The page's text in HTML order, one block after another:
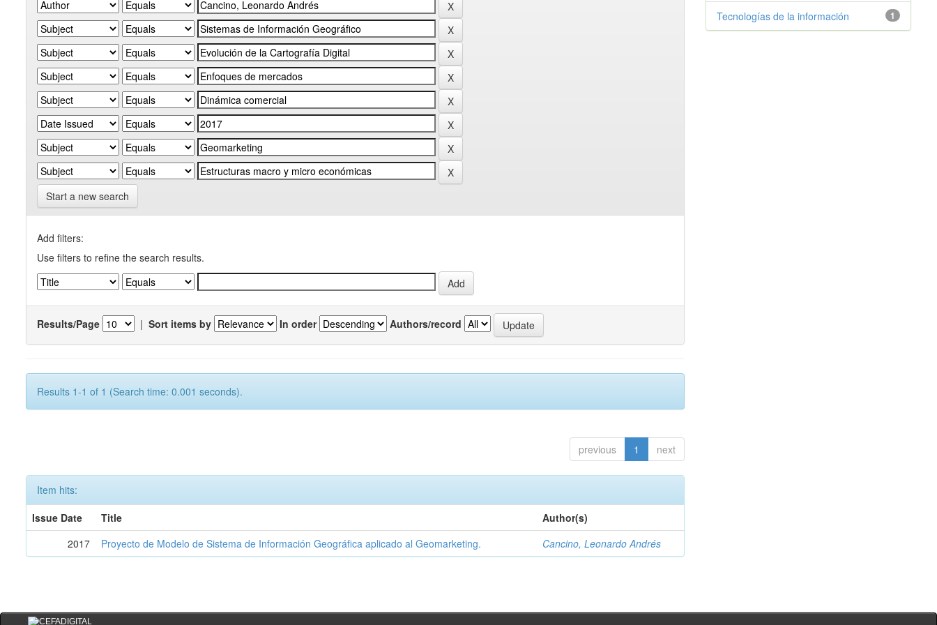
Start a new search
Add filters:
Use filters to refine the search results.
Results/Page | Sort items by In order Authors/record
Results 1-1 of 1 (Search time: 0.001 seconds).
previous 1 next
Item hits:
Issue Date
Title
Author(s)
2017
Proyecto de Modelo de Sistema de Información Geográfica aplicado al Geomarketing. Cancino, Leonardo Andrés
1
Tecnologías de la información